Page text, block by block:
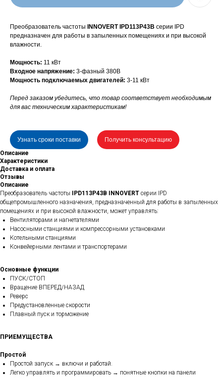
Преобразователь частоты INNOVERT IPD113P43B серии IPD
предназначен для работы в запыленных помещениях и при высокой
влажности.
Мощность: 11 кВт
Входное напряжение: 3-фазный 380В
Мощность подключаемых двигателей: 3-11 кВт
Перед заказом убедитесь, что товар соответствует необходимым
для вас техническим характеристикам!
Узнать сроки поставки
Получить консультацию
Описание
Характеристики
Доставка и оплата
Отзывы
Описание
Преобразователь частоты
IPD113P43B INNOVERT серии IPD
общепромышленного назначения, предназначенный для работы в запыленных
помещениях и при высокой влажности, может управлять:
Вентиляторами и нагнетателями
Насосными станциями и компрессорными установками
Котельными станциями
Конвейерными лентами и транспортерами
Основные функции
ПУСК/СТОП
Вращение ВПЕРЕД/НАЗАД
Реверс
Предустановленные скорости
Плавный пуск и торможение
ПРИЕМУЩЕСТВА
Простой
Простой запуск → включи и работай.
Легко управлять и программировать → понятные кнопки на панели